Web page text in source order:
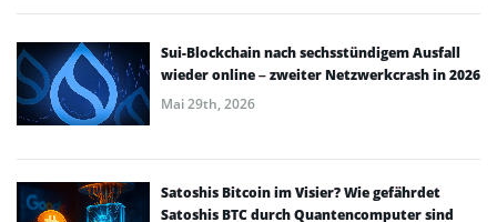
Sui-Blockchain nach sechsstündigem Ausfall
wieder online – zweiter Netzwerkcrash in 2026
Mai 29th, 2026
Satoshis Bitcoin im Visier? Wie gefährdet
Satoshis BTC durch Quantencomputer sind